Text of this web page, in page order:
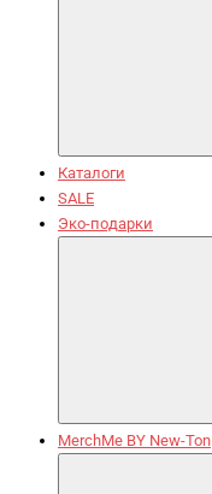
Каталоги
SALE
Эко-подарки
MerchMe BY New-Ton